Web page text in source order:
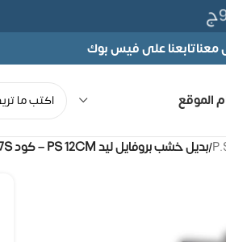
معناتابعنا على فيس بوك
الموقع
/بديل خشب بروفايل ليد PS 12CM – كود 5017S